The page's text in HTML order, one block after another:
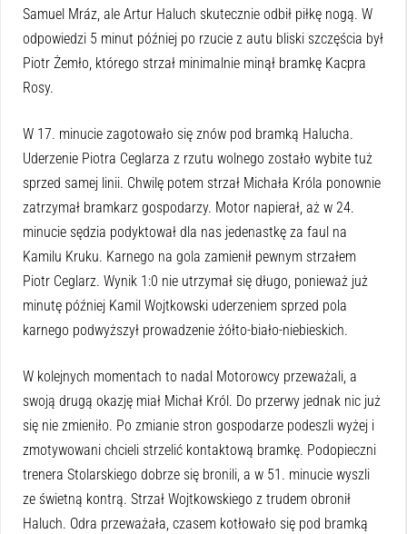
Samuel Mráz, ale Artur Haluch skutecznie odbił piłkę nogą. W
odpowiedzi 5 minut później po rzucie z autu bliski szczęścia był
Piotr Żemło, którego strzał minimalnie minął bramkę Kacpra
Rosy.
W 17. minucie zagotowało się znów pod bramką Halucha.
Uderzenie Piotra Ceglarza z rzutu wolnego zostało wybite tuż
sprzed samej linii. Chwilę potem strzał Michała Króla ponownie
zatrzymał bramkarz gospodarzy. Motor napierał, aż w 24.
minucie sędzia podyktował dla nas jedenastkę za faul na
Kamilu Kruku. Karnego na gola zamienił pewnym strzałem
Piotr Ceglarz. Wynik 1:0 nie utrzymał się długo, ponieważ już
minutę później Kamil Wojtkowski uderzeniem sprzed pola
karnego podwyższył prowadzenie żółto-biało-niebieskich.
W kolejnych momentach to nadal Motorowcy przeważali, a
swoją drugą okazję miał Michał Król. Do przerwy jednak nic już
się nie zmieniło. Po zmianie stron gospodarze podeszli wyżej i
zmotywowani chcieli strzelić kontaktową bramkę. Podopieczni
trenera Stolarskiego dobrze się bronili, a w 51. minucie wyszli
ze świetną kontrą. Strzał Wojtkowskiego z trudem obronił
Haluch. Odra przeważała, czasem kotłowało się pod bramką